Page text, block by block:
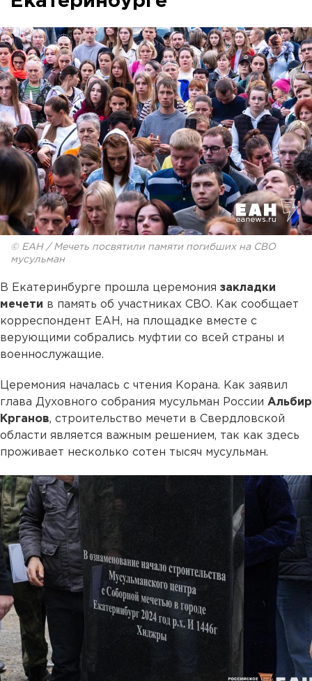
© ЕАН / Мечеть посвятили памяти погибших на СВО
мусульман
В Екатеринбурге прошла церемония закладки
мечети в память об участниках СВО. Как сообщает
корреспондент ЕАН, на площадке вместе с
верующими собрались муфтии со всей страны и
военнослужащие.
Церемония началась с чтения Корана. Как заявил
глава Духовного собрания мусульман России Альбир
Крганов, строительство мечети в Свердловской
области является важным решением, так как здесь
проживает несколько сотен тысяч мусульман.